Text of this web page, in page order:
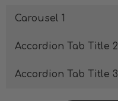
Carousel 1
Accordion Tab Title 2
Accordion Tab Title 3